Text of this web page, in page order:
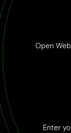
Open
Enter